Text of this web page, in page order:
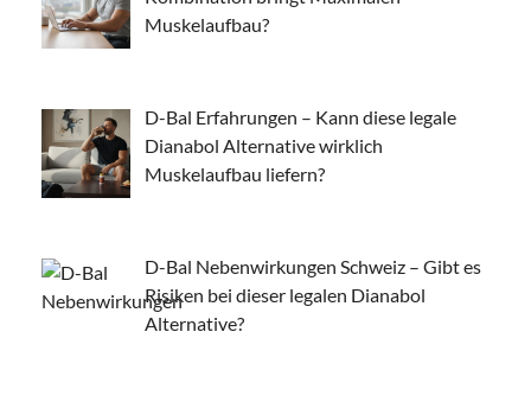
Muskelaufbau?
D-Bal Erfahrungen – Kann diese legale
Dianabol Alternative wirklich
Muskelaufbau liefern?
D-Bal Nebenwirkungen Schweiz – Gibt es
Risiken bei dieser legalen Dianabol
Alternative?